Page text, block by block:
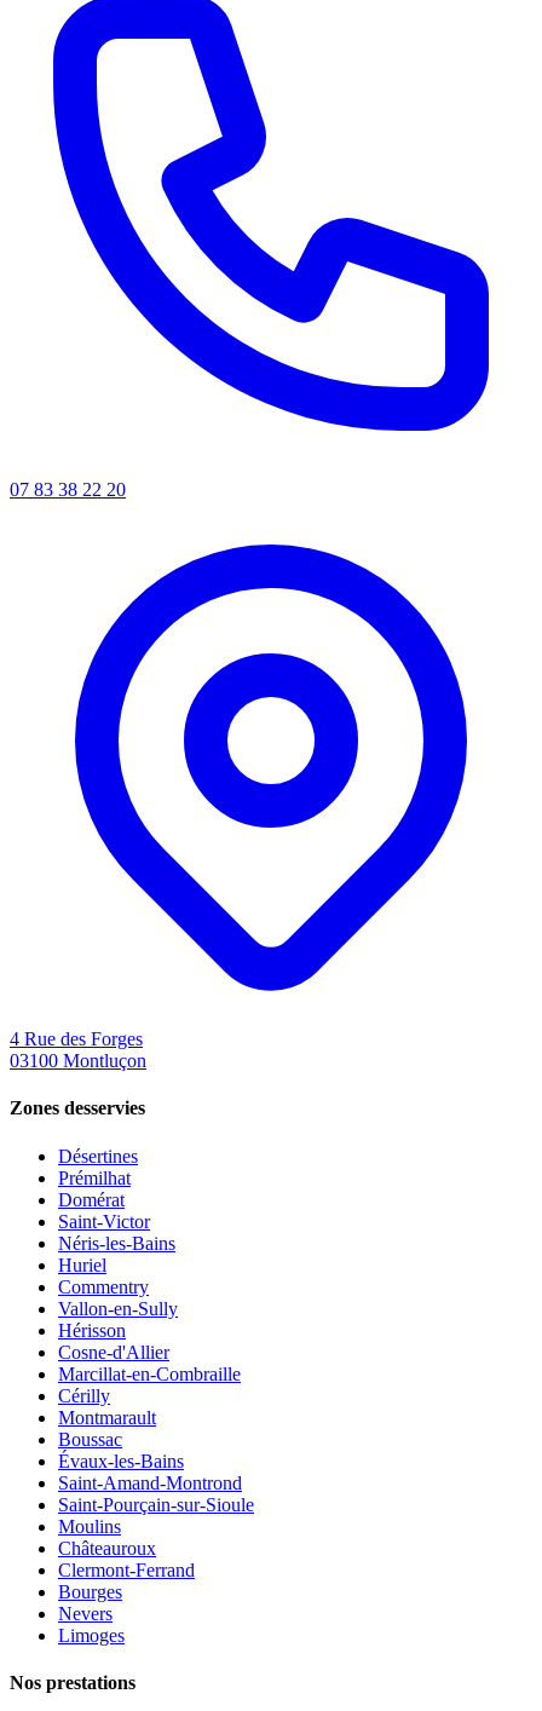
07 83 38 22 20
4 Rue des Forges
03100 Montluçon
Zones desservies
Désertines
Prémilhat
Domérat
Saint-Victor
Néris-les-Bains
Huriel
Commentry
Vallon-en-Sully
Hérisson
Cosne-d'Allier
Marcillat-en-Combraille
Cérilly
Montmarault
Boussac
Évaux-les-Bains
Saint-Amand-Montrond
Saint-Pourçain-sur-Sioule
Moulins
Châteauroux
Clermont-Ferrand
Bourges
Nevers
Limoges
Nos prestations